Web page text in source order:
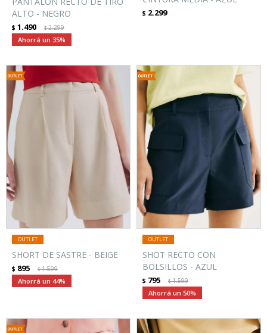
ALTO - NEGRO
$ 1.490 $2.299
35
$ 2.299
SHORT DE SASTRE - BEIGE
$ 895 $1.599
44
SHOT RECTO CON
BOLSILLOS - AZUL
$ 795 $1.599
50